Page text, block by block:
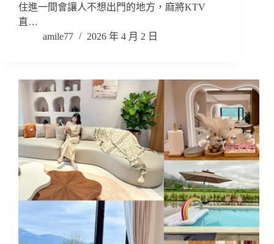
住進一間會讓人不想出門的地方，麻將KTV
直…
amile77
2026 年 4 月 2 日